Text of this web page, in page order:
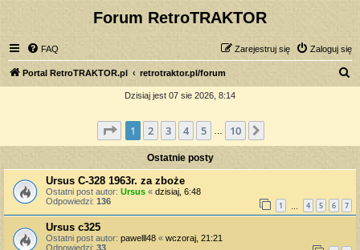
Forum RetroTRAKTOR
FAQ Zaloguj się
Zarejestruj się
Portal RetroTRAKTOR.pl retrotraktor.pl/forum
a
j
Dzisiaj jest 07 sie 2026, 8:14
Strona z10
1 2 3 4 5 10
Ostatnie posty
Ursus C-328 1963r. za zboże
Ostatni post autor: Ursus « dzisiaj, 6:48
Odpowiedzi: 136 1 4 5 6 7
Ursus c325
Ostatni post autor: pawelll48 « wczoraj, 21:21
Odpowiedzi: 33